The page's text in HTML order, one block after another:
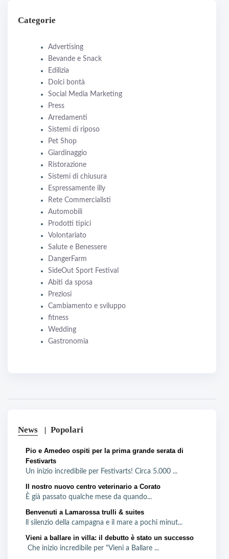
Categorie
Advertising
Bevande e Snack
Edilizia
Dolci bontà
Social Media Marketing
Press
Arredamenti
Sistemi di riposo
Pet Shop
Giardinaggio
Ristorazione
Sistemi di chiusura
Espressamente illy
Rete Commercialisti
Automobili
Prodotti tipici
Volontariato
Salute e Benessere
DangerFarm
SideOut Sport Festival
Abiti da sposa
Preziosi
Cambiamento e sviluppo
fitness
Wedding
Gastronomia
News Popolari
Pio e Amedeo ospiti per la prima grande serata di
Festivarts
Un inizio incredibile per Festivarts! Circa 5.000 ...
Il nostro nuovo centro veterinario a Corato
È già passato qualche mese da quando...
Benvenuti a Lamarossa trulli & suites
ll silenzio della campagna e il mare a pochi minut...
Vieni a ballare in villa: il debutto è stato un successo
Che inizio incredibile per "Vieni a Ballare ...